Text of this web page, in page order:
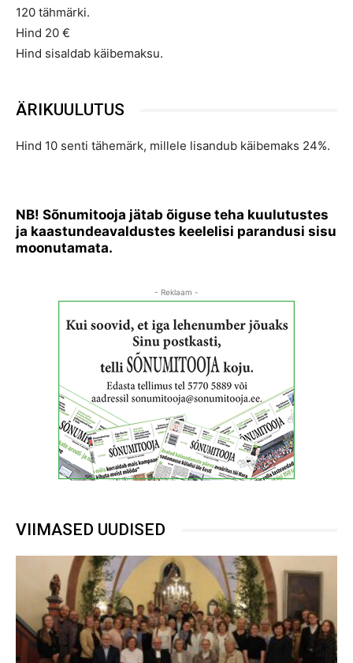
120 tähmärki.
Hind 20 €
Hind sisaldab käibemaksu.
ÄRIKUULUTUS
Hind 10 senti tähemärk, millele lisandub käibemaks 24%.
NB! Sõnumitooja jätab õiguse teha kuulutustes
ja kaastundeavaldustes keelelisi parandusi sisu
moonutamata.
- Reklaam -
VIIMASED UUDISED